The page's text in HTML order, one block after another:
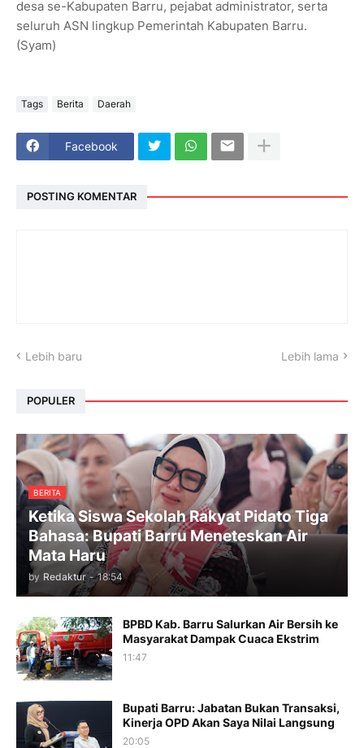
desa se-Kabupaten Barru, pejabat administrator, serta
seluruh ASN lingkup Pemerintah Kabupaten Barru.
(Syam)
Tags Berita Daerah
Facebook
POSTING KOMENTAR
Lebih baru Lebih lama
POPULER
BERITA
Ketika Siswa Sekolah Rakyat Pidato Tiga
Bahasa: Bupati Barru Meneteskan Air
Mata Haru
by Redaktur - 18:54
BPBD Kab. Barru Salurkan Air Bersih ke
Masyarakat Dampak Cuaca Ekstrim
11:47
Bupati Barru: Jabatan Bukan Transaksi,
Kinerja OPD Akan Saya Nilai Langsung
20:05